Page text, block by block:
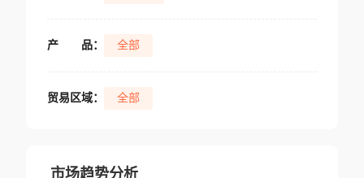
产 品： 全部
贸易区域： 全部
市场趋势分析